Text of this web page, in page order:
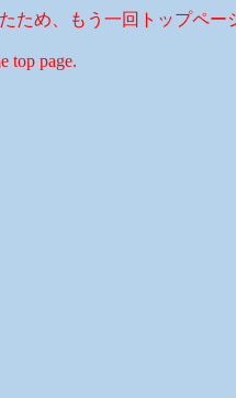
ため、もう一回トップペー
top page.